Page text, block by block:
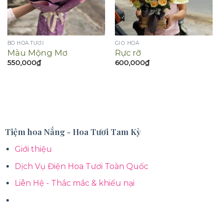
BÓ HOA TƯƠI
Màu Mộng Mơ
550,000₫
GIỎ HOA
Rực rỡ
600,000₫
Tiệm hoa Nắng - Hoa Tươi Tam Kỳ
Giới thiệu
Dịch Vụ Điện Hoa Tươi Toàn Quốc
Liên Hệ - Thắc mắc & khiếu nại